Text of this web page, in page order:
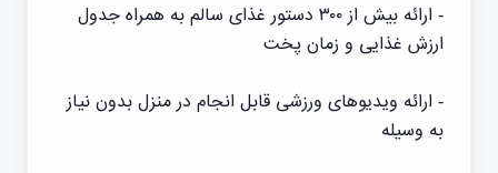
- ارائه بیش از ۳۰۰ دستور غذای سالم به همراه جدول
ارزش غذایی و زمان پخت
- ارائه ویدیوهای ورزشی قابل انجام در منزل بدون نیاز
به وسیله